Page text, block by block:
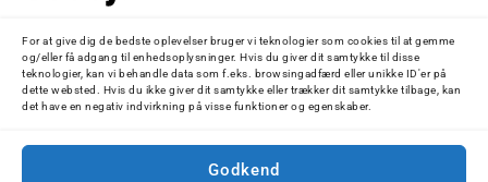
For at give dig de bedste oplevelser bruger vi teknologier som cookies til at gemme
og/eller få adgang til enhedsoplysninger. Hvis du giver dit samtykke til disse
teknologier, kan vi behandle data som f.eks. browsingadfærd eller unikke ID'er på
dette websted. Hvis du ikke giver dit samtykke eller trækker dit samtykke tilbage, kan
det have en negativ indvirkning på visse funktioner og egenskaber.
Godkend
Bilskib
Storebæltsbroen